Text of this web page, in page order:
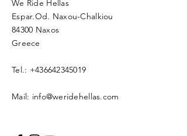
We Ride Hellas
Espar.Od. Naxou-Chalkiou
84300 Naxos
Greece​​
Tel.: +436642345019
​Mail: info@weridehellas.com